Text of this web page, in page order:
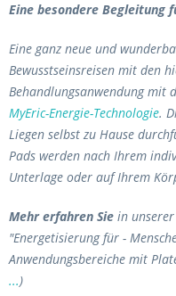
Eine besondere Begleitung
Eine ganz neue und
Bewusstseinsreisen mit den
Behandlungsanwendung mit
MyEric-Energie-Technologie.
Liegen selbst zu Hause
Pads werden nach Ihrem
Unterlage oder auf Ihrem
Mehr erfahren Sie in
"Energetisierung für -
Anwendungsbereiche mit
...)